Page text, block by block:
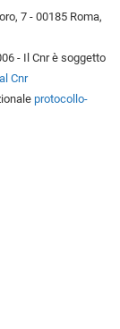
7 - 00185 Roma,
- Il Cnr è soggetto
Cnr
protocollo-